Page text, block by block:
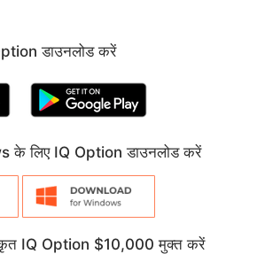
डाउनलोड करें
के लिए IQ Option डाउनलोड करें
IQ Option $10,000 मुक्त करें